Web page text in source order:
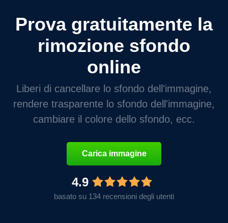
Prova gratuitamente la
rimozione sfondo
online
Liberi di cancellare lo sfondo dell'immagine,
rendere trasparente lo sfondo dell'immagine,
cambiare il colore dello sfondo, ecc.
Carica immagine
4.9
basato su 134 recensioni degli utenti